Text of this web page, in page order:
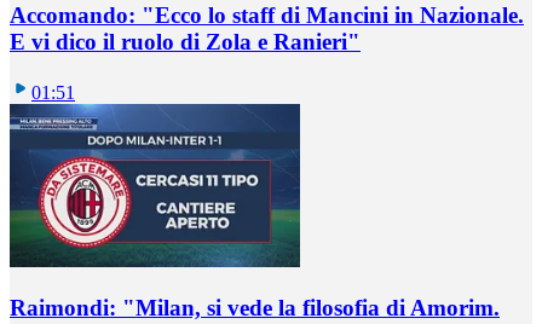
Accomando: "Ecco lo staff di Mancini in Nazionale.
E vi dico il ruolo di Zola e Ranieri"
01:51
Raimondi: "Milan, si vede la filosofia di Amorim.